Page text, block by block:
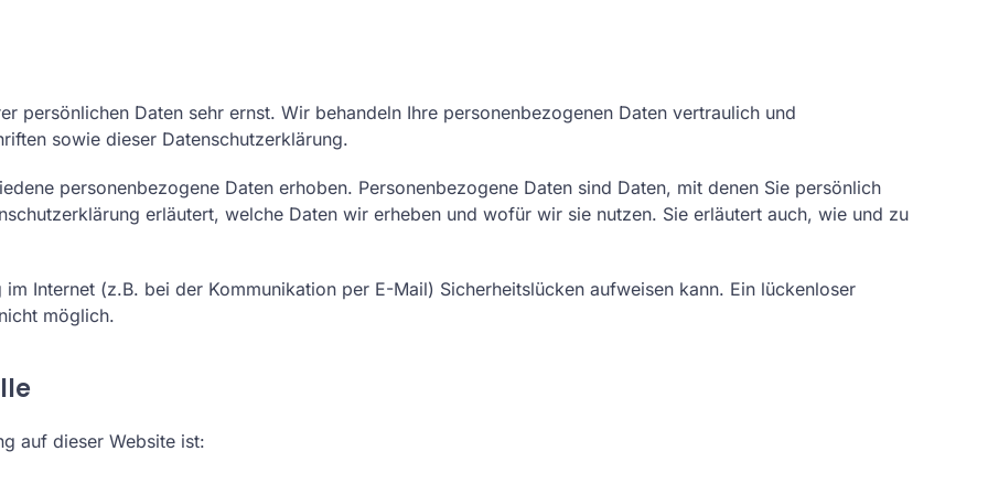
persönlichen Daten sehr ernst. Wir behandeln Ihre personenbezogenen Daten vertraulich und
sowie dieser Datenschutzerklärung.
personenbezogene Daten erhoben. Personenbezogene Daten sind Daten, mit denen Sie persönlich
erläutert, welche Daten wir erheben und wofür wir sie nutzen. Sie erläutert auch, wie und zu
Internet (z.B. bei der Kommunikation per E-Mail) Sicherheitslücken aufweisen kann. Ein lückenloser
möglich.
auf dieser Website ist: